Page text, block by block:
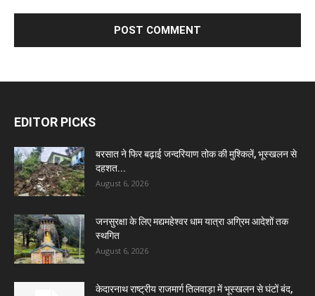
EDITOR PICKS
बरसात ने फिर बढ़ाई जन्दरियाण तोक की मुश्किलें, भूस्खलन से
दहशत...
August 6, 2026
जनसुरक्षा के लिए मद्यमहेश्वर धाम यात्रा अग्रिम आदेशों तक
स्थगित
August 6, 2026
केदारनाथ राष्ट्रीय राजमार्ग तिलवाड़ा में भूस्खलन से घंटों बंद,